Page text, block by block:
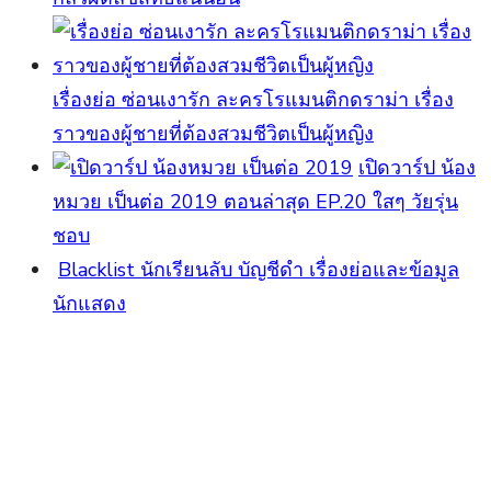
เรื่องย่อ ซ่อนเงารัก ละครโรแมนติกดราม่า เรื่อง
ราวของผู้ชายที่ต้องสวมชีวิตเป็นผู้หญิง
เปิดวาร์ป น้อง
หมวย เป็นต่อ 2019 ตอนล่าสุด EP.20 ใสๆ วัยรุ่น
ชอบ
Blacklist นักเรียนลับ บัญชีดำ เรื่องย่อและข้อมูล
นักแสดง